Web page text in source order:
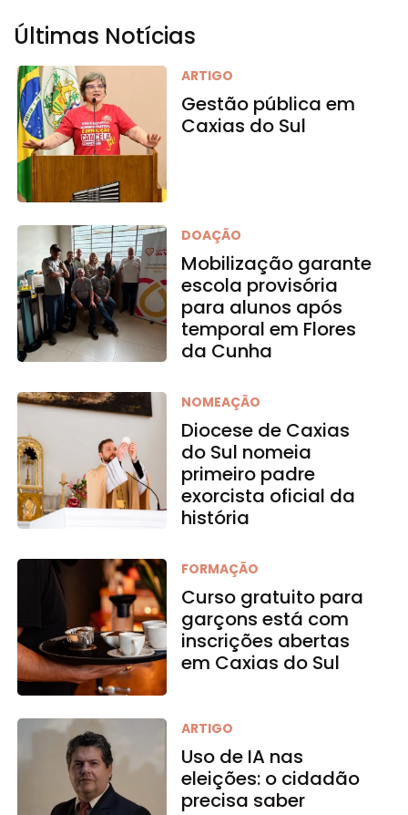
Últimas Notícias
ARTIGO
Gestão pública em
Caxias do Sul
DOAÇÃO
Mobilização garante
escola provisória
para alunos após
temporal em Flores
da Cunha
NOMEAÇÃO
Diocese de Caxias
do Sul nomeia
primeiro padre
exorcista oficial da
história
FORMAÇÃO
Curso gratuito para
garçons está com
inscrições abertas
em Caxias do Sul
ARTIGO
Uso de IA nas
eleições: o cidadão
precisa saber